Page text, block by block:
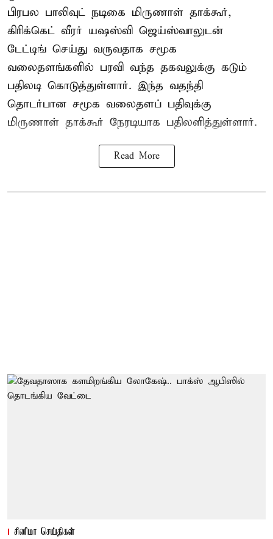
பிரபல பாலிவுட் நடிகை மிருணாள் தாக்கூர்,
கிரிக்கெட் வீரர் யஷஸ்வி ஜெய்ஸ்வாலுடன்
டேட்டிங் செய்து வருவதாக சமூக
வலைதளங்களில் பரவி வந்த தகவலுக்கு கடும்
பதிலடி கொடுத்துள்ளார். இந்த வதந்தி
தொடர்பான சமூக வலைதளப் பதிவுக்கு
மிருணாள் தாக்கூர் நேரடியாக பதிலளித்துள்ளார்.
Read More
சினிமா செய்திகள்